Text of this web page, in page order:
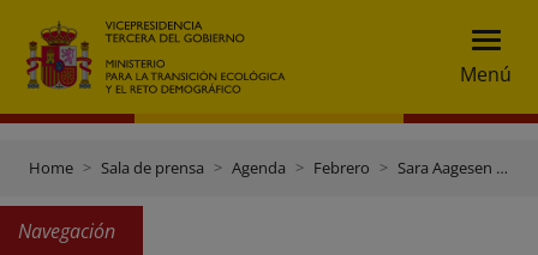
Menú
Home Sala de prensa Agenda Febrero Sara Aagesen se reúne con el director de IRENA, Francesco La Camera
Navegación